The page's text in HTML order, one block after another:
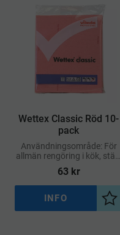
Wettex Classic Röd 10-
pack
Användningsområde: För
allmän rengöring i kök, städ,
vård, restaurang och
hushåll
63kr
INFO